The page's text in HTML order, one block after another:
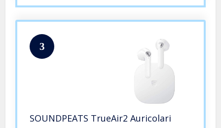
3
SOUNDPEATS TrueAir2 Auricolari